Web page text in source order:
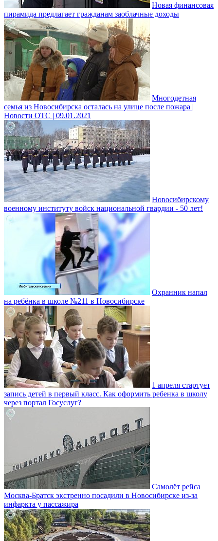
Новая финансовая
пирамида предлагает гражданам заоблачные доходы
Многодетная
семья из Новосибирска осталась на улице после пожара |
Новости ОТС | 09.01.2021
Новосибирскому
военному институту войск национальной гвардии - 50 лет!
Охранник напал
на ребёнка в школе №211 в Новосибирске
1 апреля стартует
запись детей в первый класс. Как оформить ребенка в школу
через портал Госуслуг?
Самолёт рейса
Москва-Братск экстренно посадили в Новосибирске из-за
инфаркта у пассажира